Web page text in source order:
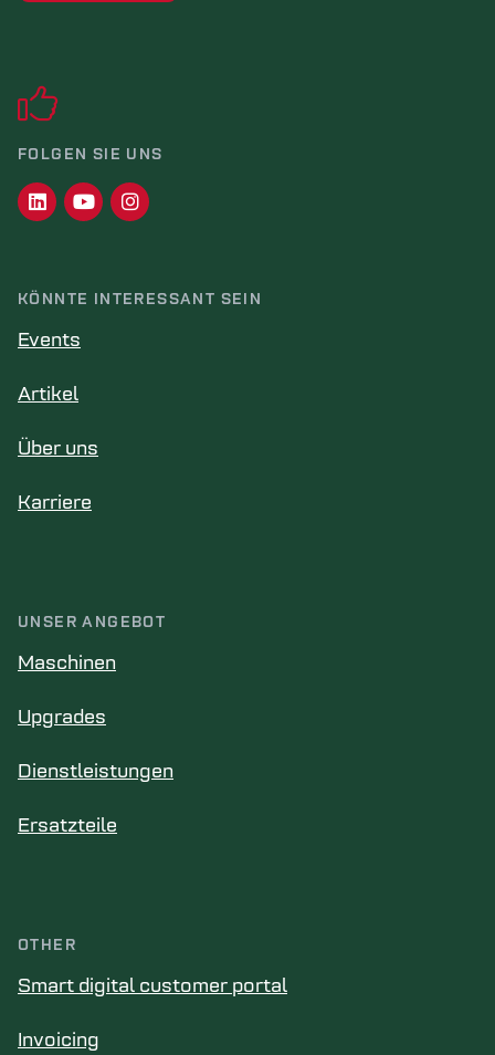
FOLGEN SIE UNS
KÖNNTE INTERESSANT SEIN
Events
Artikel
Über uns
Karriere
UNSER ANGEBOT
Maschinen
Upgrades
Dienstleistungen
Ersatzteile
OTHER
Smart digital customer portal
Invoicing